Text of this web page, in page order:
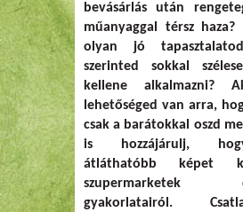
bevásárlás után
műanyaggal térsz haza?
olyan jó
szerinted sokkal
kellene alkalmazni?
lehetőséged van arra,
csak a barátokkal oszd
is hozzájárulj,
átláthatóbb képet
szupermarketek
gyakorlatairól.